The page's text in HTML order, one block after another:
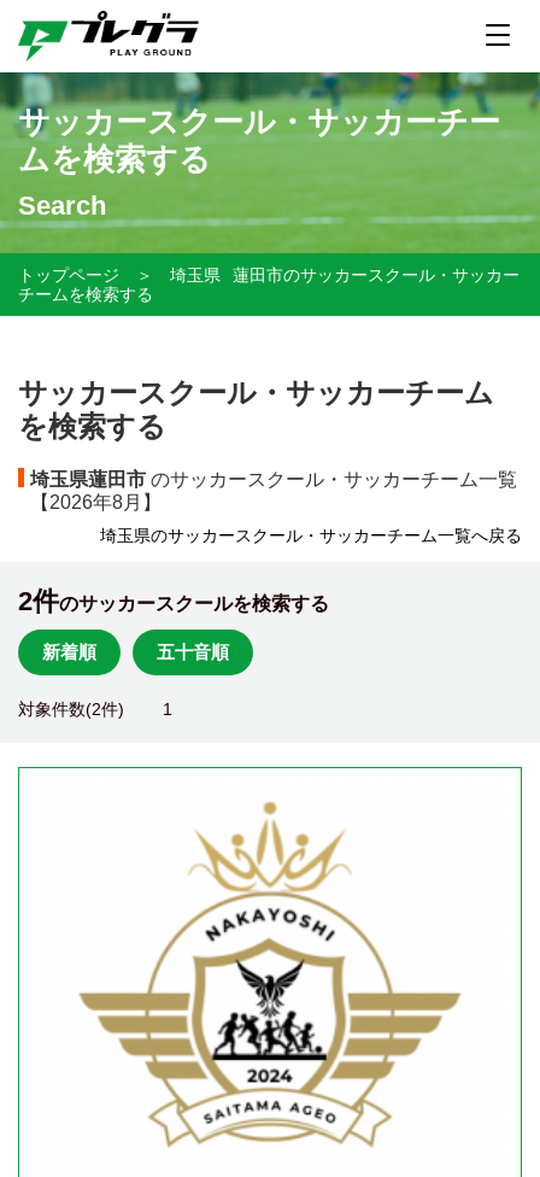
サッカースクール・サッカーチー
ムを検索する
Search
トップページ ＞ 埼玉県
蓮田市のサッカースクール・サッカー
チームを検索する
サッカースクール・サッカーチーム
を検索する
埼玉県蓮田市 のサッカースクール・サッカーチーム一覧
【 2026年8月】
埼玉県のサッカースクール・サッカーチーム一覧へ戻る
2件のサッカースクールを検索する
新着順 五十音順
対象件数(2件) 1